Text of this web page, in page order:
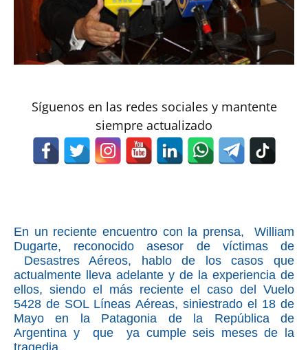
Síguenos en las redes sociales y mantente
siempre actualizado
En un reciente encuentro con la prensa, William
Dugarte, reconocido asesor de víctimas de
Desastres Aéreos, hablo de los casos que
actualmente lleva adelante y de la experiencia de
ellos, siendo el más reciente el caso del Vuelo
5428 de SOL Líneas Aéreas, siniestrado el 18 de
Mayo en la Patagonia de la República de
Argentina y que ya cumple seis meses de la